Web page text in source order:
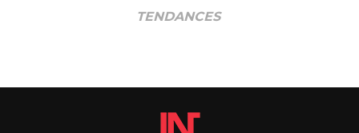
TENDANCES